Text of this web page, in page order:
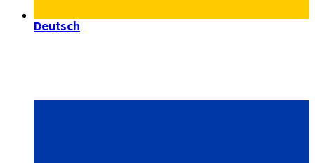
Deutsch